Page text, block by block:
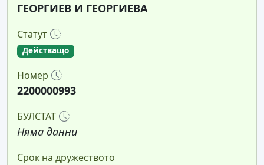
ГЕОРГИЕВ И ГЕОРГИЕВА
Статут
Действащо
Номер
2200000993
БУЛСТАТ
Няма данни
Срок на дружеството